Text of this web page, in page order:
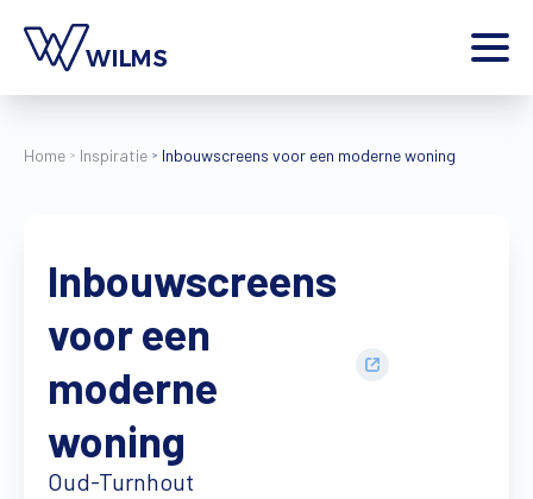
Tools
Home Inspiratie Inbouwscreens voor een moderne woning
Inbouwscreens
voor een
moderne
woning
Oud-Turnhout